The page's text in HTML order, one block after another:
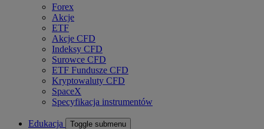
Forex
Akcje
ETF
Akcje CFD
Indeksy CFD
Surowce CFD
ETF Fundusze CFD
Kryptowaluty CFD
SpaceX
Specyfikacja instrumentów
Edukacja Toggle submenu